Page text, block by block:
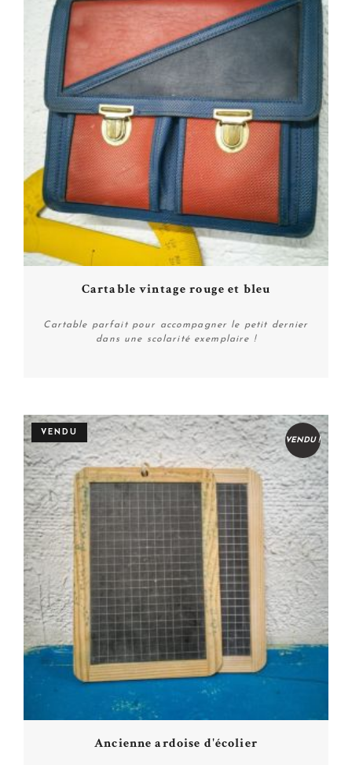
Cartable vintage rouge et bleu
Cartable parfait pour accompagner le petit dernier
dans une scolarité exemplaire !
VENDU !
VENDU
Ancienne ardoise d'écolier